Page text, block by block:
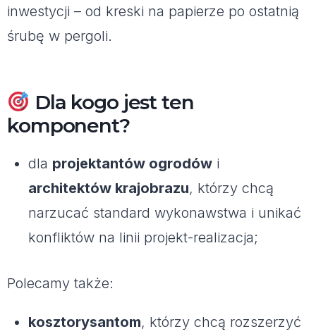
inwestycji – od kreski na papierze po ostatnią
śrubę w pergoli.
Dla kogo jest ten
komponent?
dla projektantów ogrodów i
architektów krajobrazu, którzy chcą
narzucać standard wykonawstwa i unikać
konfliktów na linii projekt-realizacja;
Polecamy także:
kosztorysantom, którzy chcą rozszerzyć